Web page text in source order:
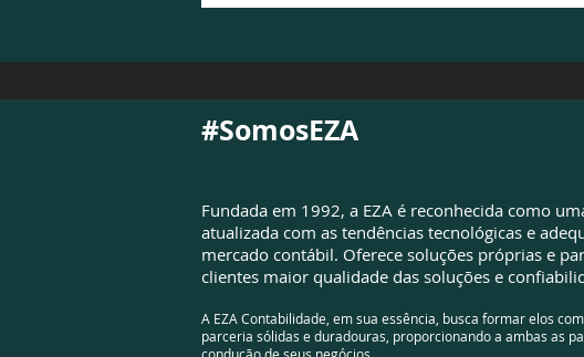
#SomosEZA
Fundada em 1992, a EZA é reconhecida como
atualizada com as tendências tecnológicas e
mercado contábil. Oferece soluções próprias e
clientes maior qualidade das soluções e
A EZA Contabilidade, em sua essência, busca formar elos
parceria sólidas e duradouras, proporcionando a ambas as